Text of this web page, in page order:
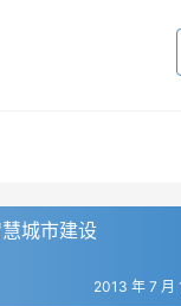
城市建设
2013 年 7 月